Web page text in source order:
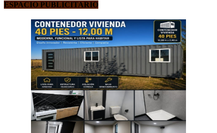
ESPACIO PUBLICITARIO